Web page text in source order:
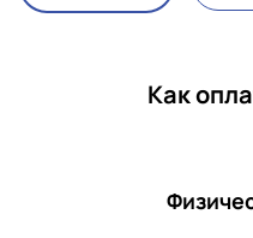
Как